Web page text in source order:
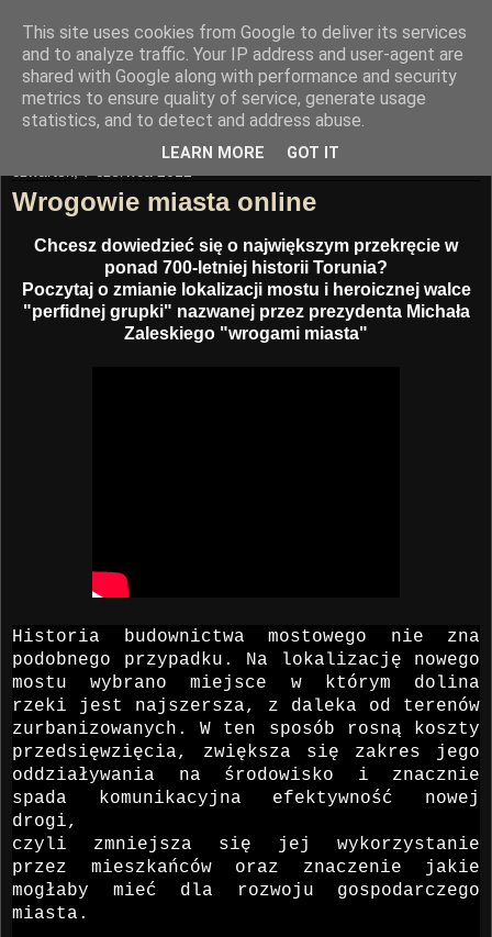
Trasa Nowomostowa
"Mądrość buduje miasto"
Wrogowie miasta online
Chcesz dowiedzieć się o największym przekręcie w
ponad 700-letniej historii Torunia?
Poczytaj o zmianie lokalizacji mostu i heroicznej walce
"perfidnej grupki" nazwanej przez prezydenta Michała
Zaleskiego "wrogami miasta"
Historia budownictwa mostowego nie zna
podobnego przypadku. Na lokalizację nowego
mostu wybrano miejsce w którym dolina
rzeki jest najszersza, z daleka od terenów
zurbanizowanych. W ten sposób rosną koszty
przedsięwzięcia, zwiększa się zakres jego
oddziaływania na środowisko i znacznie
spada komunikacyjna efektywność nowej
drogi,
czyli zmniejsza się jej wykorzystanie
przez mieszkańców oraz znaczenie jakie
mogłaby mieć dla rozwoju gospodarczego
miasta.
This site uses cookies from Google to deliver its services
and to analyze traffic. Your IP address and user-agent are
shared with Google along with performance and security
metrics to ensure quality of service, generate usage
statistics, and to detect and address abuse.
LEARN MORE GOT IT